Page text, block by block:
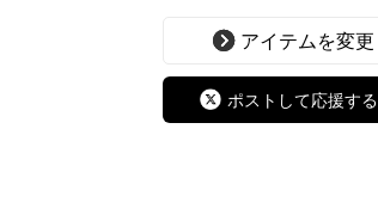
アイテムを変更
ポストして応援する